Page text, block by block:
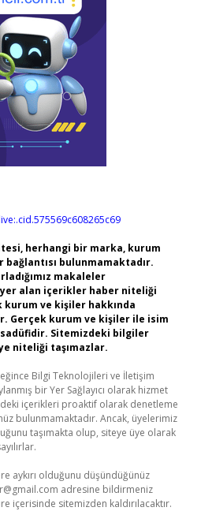
herhangi bir marka, kurum
bulunmamaktadır.
makaleler
yer alan içerikler haber niteliği
kurum ve kişiler hakkında
Gerçek kurum ve kişiler ile isim
Sitemizdeki bilgiler
niteliği taşımazlar.
Bilgi Teknolojileri ve İletişim
bir Yer Sağlayıcı olarak hizmet
içerikleri proaktif olarak denetleme
bulunmamaktadır. Ancak, üyelerimiz
taşımakta olup, siteye üye olarak
aykırı olduğunu düşündüğünüz
adresine bildirmeniz
içerisinde sitemizden kaldırılacaktır.